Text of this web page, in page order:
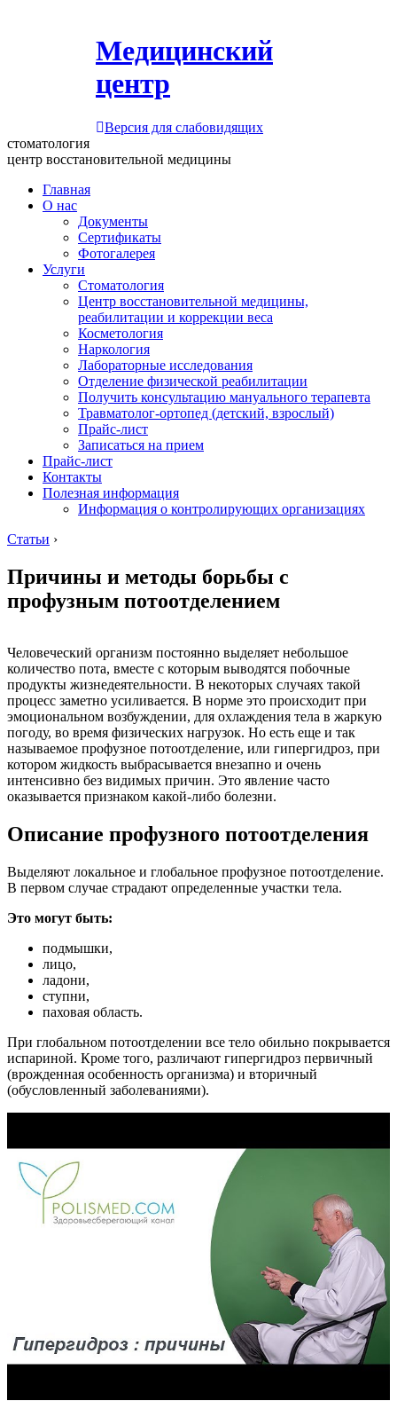
Медицинский
центр
Версия для слабовидящих
стоматология
центр восстановительной медицины
Главная
О нас
Документы
Сертификаты
Фотогалерея
Услуги
Стоматология
Центр восстановительной медицины,
реабилитации и коррекции веса
Косметология
Наркология
Лабораторные исследования
Отделение физической реабилитации
Получить консультацию мануального терапевта
Травматолог-ортопед (детский, взрослый)
Прайс-лист
Записаться на прием
Прайс-лист
Контакты
Полезная информация
Информация о контролирующих организациях
Статьи ›
Причины и методы борьбы с
профузным потоотделением
Человеческий организм постоянно выделяет небольшое
количество пота, вместе с которым выводятся побочные
продукты жизнедеятельности. В некоторых случаях такой
процесс заметно усиливается. В норме это происходит при
эмоциональном возбуждении, для охлаждения тела в жаркую
погоду, во время физических нагрузок. Но есть еще и так
называемое профузное потоотделение, или гипергидроз, при
котором жидкость выбрасывается внезапно и очень
интенсивно без видимых причин. Это явление часто
оказывается признаком какой-либо болезни.
Описание профузного потоотделения
Выделяют локальное и глобальное профузное потоотделение.
В первом случае страдают определенные участки тела.
Это могут быть:
подмышки,
лицо,
ладони,
ступни,
паховая область.
При глобальном потоотделении все тело обильно покрывается
испариной. Кроме того, различают гипергидроз первичный
(врожденная особенность организма) и вторичный
(обусловленный заболеваниями).